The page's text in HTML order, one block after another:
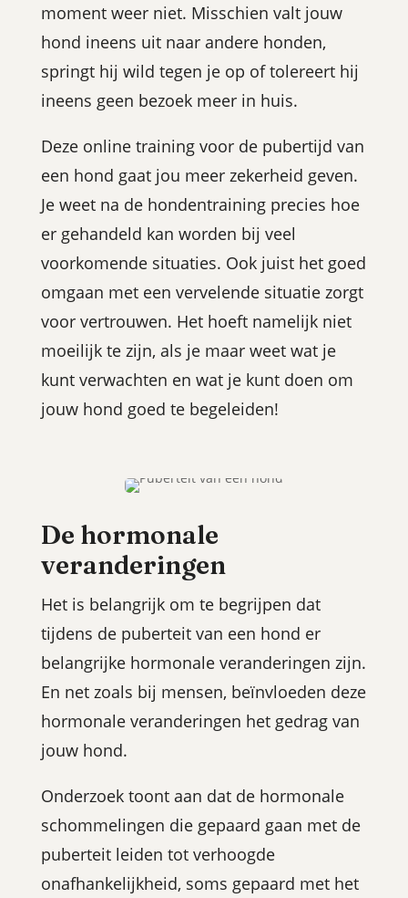
moment weer niet. Misschien valt jouw
hond ineens uit naar andere honden,
springt hij wild tegen je op of tolereert hij
ineens geen bezoek meer in huis.
Deze online training voor de pubertijd van
een hond gaat jou meer zekerheid geven.
Je weet na de hondentraining precies hoe
er gehandeld kan worden bij veel
voorkomende situaties. Ook juist het goed
omgaan met een vervelende situatie zorgt
voor vertrouwen. Het hoeft namelijk niet
moeilijk te zijn, als je maar weet wat je
kunt verwachten en wat je kunt doen om
jouw hond goed te begeleiden!
De hormonale
veranderingen
Het is belangrijk om te begrijpen dat
tijdens de puberteit van een hond er
belangrijke hormonale veranderingen zijn.
En net zoals bij mensen, beïnvloeden deze
hormonale veranderingen het gedrag van
jouw hond.
Onderzoek toont aan dat de hormonale
schommelingen die gepaard gaan met de
puberteit leiden tot verhoogde
onafhankelijkheid, soms gepaard met het